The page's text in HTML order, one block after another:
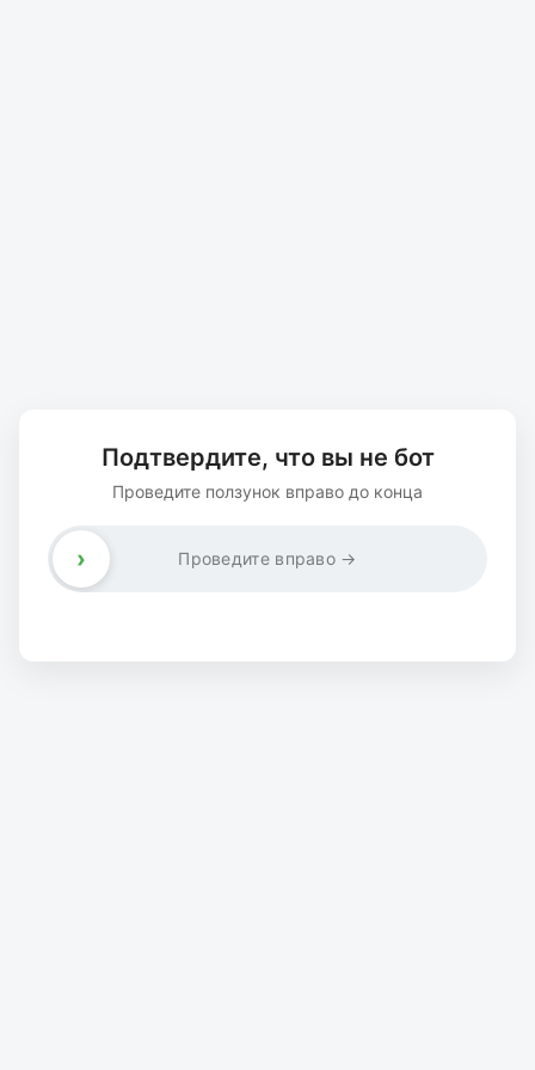
Подтвердите, что вы не бот
Проведите ползунок вправо до конца
Проведите вправо →
›